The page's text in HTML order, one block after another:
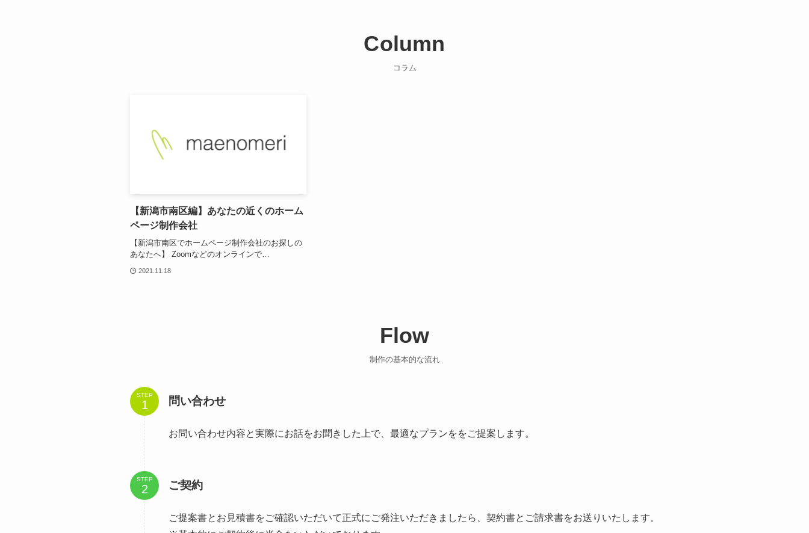
Column
コラム
【新潟市南区編】あなたの近くのホーム
ページ制作会社
【新潟市南区でホームページ制作会社のお探しの
あなたへ】 Zoomなどのオンラインで…
2021.11.18
Flow
制作の基本的な流れ
STEP 問い合わせ
お問い合わせ内容と実際にお話をお聞きした上で、最適なプランををご提案します。
STEP ご契約
ご提案書とお見積書をご確認いただいて正式にご発注いただきましたら、契約書とご請求書をお送りいたします。